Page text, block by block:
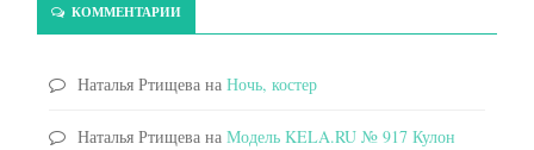
КОММЕНТАРИИ
Наталья Ртищева на Ночь, костер
Наталья Ртищева на Модель KELA.RU № 917 Кулон